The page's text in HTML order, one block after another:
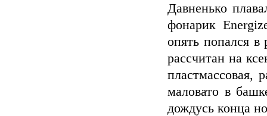
Давненько
фонарик
опять попался
рассчитан на
пластмассовая,
маловато в
дождусь конца